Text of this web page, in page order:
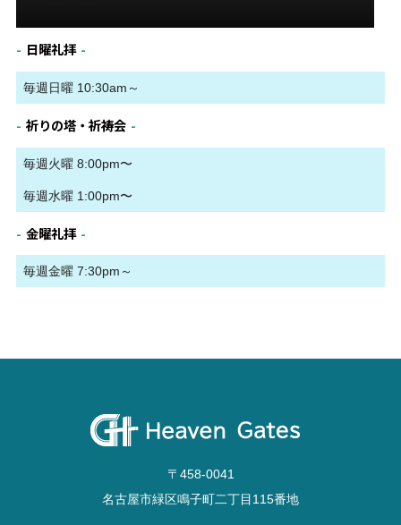
日曜礼拝
毎週日曜 10:30am～
祈りの塔・祈祷会
毎週火曜 8:00pm〜
毎週水曜 1:00pm〜
金曜礼拝
毎週金曜 7:30pm～
〒458-0041
名古屋市緑区鳴子町二丁目115番地